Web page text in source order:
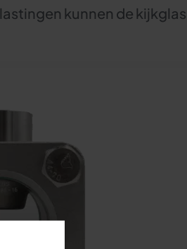
kunnen de